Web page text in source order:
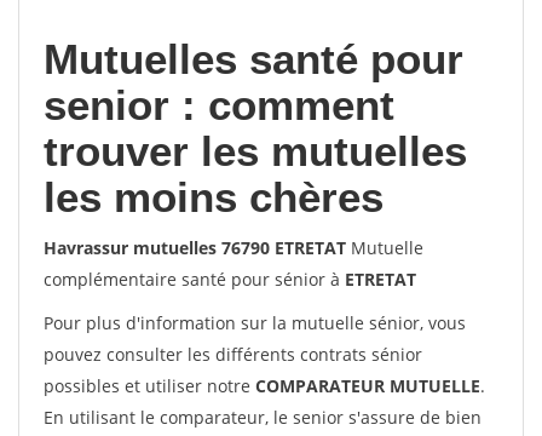
Mutuelles santé pour
senior : comment
trouver les mutuelles
les moins chères
Havrassur mutuelles 76790 ETRETAT Mutuelle
complémentaire santé pour sénior à ETRETAT
Pour plus d'information sur la mutuelle sénior, vous
pouvez consulter les différents contrats sénior
possibles et utiliser notre COMPARATEUR MUTUELLE.
En utilisant le comparateur, le senior s'assure de bien